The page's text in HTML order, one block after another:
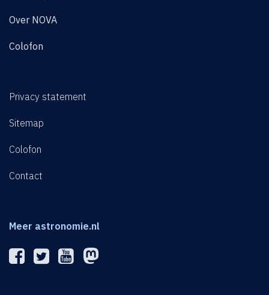
Over NOVA
Colofon
Privacy statement
Sitemap
Colofon
Contact
Meer astronomie.nl